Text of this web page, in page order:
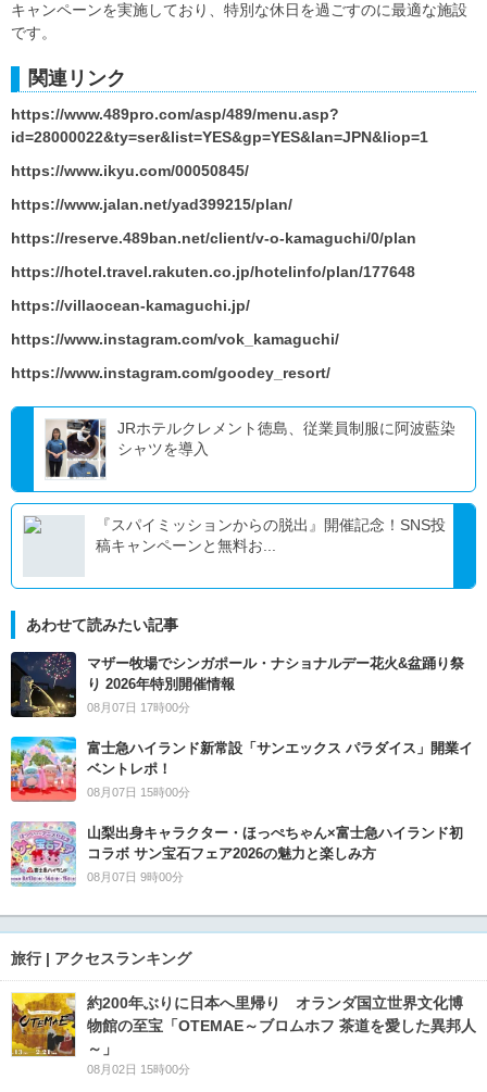
キャンペーンを実施しており、特別な休日を過ごすのに最適な施設
です。
関連リンク
https://www.489pro.com/asp/489/menu.asp?
id=28000022&ty=ser&list=YES&gp=YES&lan=JPN&liop=1
https://www.ikyu.com/00050845/
https://www.jalan.net/yad399215/plan/
https://reserve.489ban.net/client/v-o-kamaguchi/0/plan
https://hotel.travel.rakuten.co.jp/hotelinfo/plan/177648
https://villaocean-kamaguchi.jp/
https://www.instagram.com/vok_kamaguchi/
https://www.instagram.com/goodey_resort/
JRホテルクレメント徳島、従業員制服に阿波藍染
シャツを導入
『スパイミッションからの脱出』開催記念！SNS投
稿キャンペーンと無料お...
あわせて読みたい記事
マザー牧場でシンガポール・ナショナルデー花火&盆踊り祭
り 2026年特別開催情報
08月07日 17時00分
富士急ハイランド新常設「サンエックス パラダイス」開業イ
ベントレポ！
08月07日 15時00分
山梨出身キャラクター・ほっぺちゃん×富士急ハイランド初
コラボ サン宝石フェア2026の魅力と楽しみ方
08月07日 9時00分
旅行 | アクセスランキング
約200年ぶりに日本へ里帰り オランダ国立世界文化博
物館の至宝「OTEMAE～ブロムホフ 茶道を愛した異邦人
～」
08月02日 15時00分